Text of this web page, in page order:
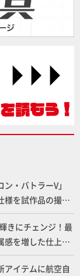
・バトラーV」
様を試作品の撮り
＆「ワンエイ
の魂】
きにチェンジ！最
感を増した仕上が
アイテムに航空自